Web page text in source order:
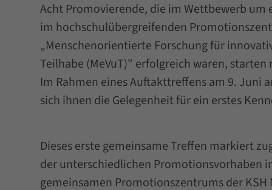
Acht Promovierende, die im Wettbewerb um
im hochschulübergreifenden
„Menschenorientierte Forschung für
Teilhabe (MeVuT)" erfolgreich waren, starten
Im Rahmen eines Auftakttreffens am 9. Juni
sich ihnen die Gelegenheit für ein erstes
Dieses erste gemeinsame Treffen markiert
der unterschiedlichen Promotionsvorhaben
gemeinsamen Promotionszentrums der KSH